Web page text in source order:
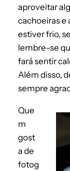
aproveitar
cachoeiras e
estiver frio,
lembre-se
fará sentir
Além disso,
sempre
Que
m
gost
a de
fotog